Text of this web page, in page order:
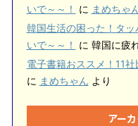
いで～～！
に まめちゃ
韓国生活の困った！タ
いで～～！
に 韓国に疲
電子書籍おススメ！11
に まめちゃん より
アー